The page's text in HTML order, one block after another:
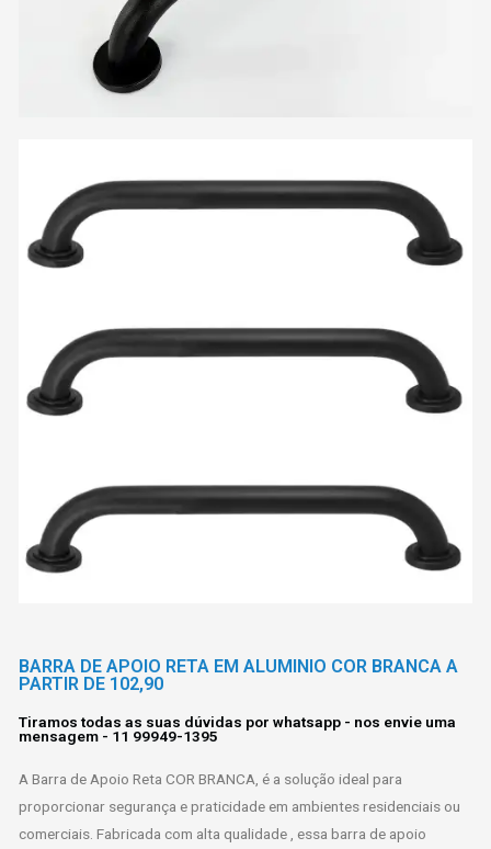
BARRA DE APOIO RETA EM ALUMINIO COR BRANCA A
PARTIR DE 102,90
Tiramos todas as suas dúvidas por whatsapp - nos envie uma
mensagem - 11 99949-1395​
A Barra de Apoio Reta COR BRANCA, é a solução ideal para
proporcionar segurança e praticidade em ambientes residenciais ou
comerciais. Fabricada com alta qualidade , essa barra de apoio